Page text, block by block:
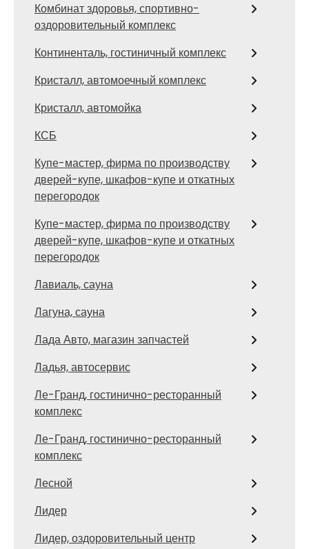
Комбинат здоровья, спортивно-
оздоровительный комплекс
Континенталь, гостиничный комплекс
Кристалл, автомоечный комплекс
Кристалл, автомойка
КСБ
Купе-мастер, фирма по производству
дверей-купе, шкафов-купе и откатных
перегородок
Купе-мастер, фирма по производству
дверей-купе, шкафов-купе и откатных
перегородок
Лавиаль, сауна
Лагуна, сауна
Лада Авто, магазин запчастей
Ладья, автосервис
Ле-Гранд, гостинично-ресторанный
комплекс
Ле-Гранд, гостинично-ресторанный
комплекс
Лесной
Лидер
Лидер, оздоровительный центр